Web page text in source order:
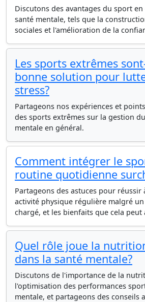
Discutons des avantages du sport
santé mentale, tels que la
sociales et l'amélioration de la
Les sports extrêmes
bonne solution pour
stress?
Partageons nos expériences et
des sports extrêmes sur la gestion
mentale en général.
Comment intégrer le
routine quotidienne
Partageons des astuces pour
activité physique régulière malgré
chargé, et les bienfaits que cela peut
Quel rôle joue la
dans la santé mentale?
Discutons de l'importance de la
l'optimisation des performances
mentale, et partageons des conseils